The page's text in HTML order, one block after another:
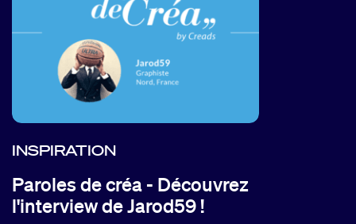
INSPIRATION
Paroles de créa - Découvrez
l'interview de Jarod59 !